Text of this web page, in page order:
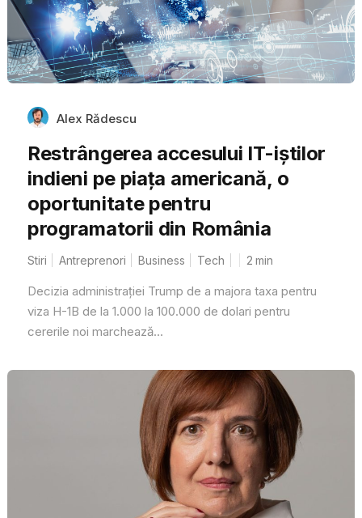
Alex Rădescu
Restrângerea accesului IT-iștilor
indieni pe piața americană, o
oportunitate pentru
programatorii din România
Stiri Antreprenori Business Tech 2 min
Decizia administrației Trump de a majora taxa pentru
viza H-1B de la 1.000 la 100.000 de dolari pentru
cererile noi marchează...